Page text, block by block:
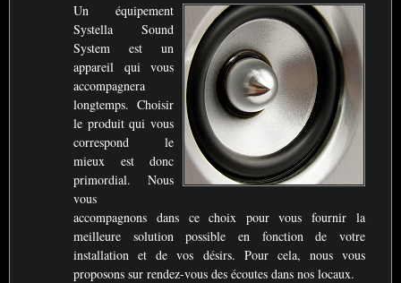
Un équipement
Systella Sound
System est un
appareil qui vous
accompagnera
longtemps. Choisir
le produit qui vous
correspond le
mieux est donc
primordial. Nous
vous
accompagnons dans ce choix pour vous fournir la
meilleure solution possible en fonction de votre
installation et de vos désirs. Pour cela, nous vous
proposons sur rendez-vous des écoutes dans nos locaux.